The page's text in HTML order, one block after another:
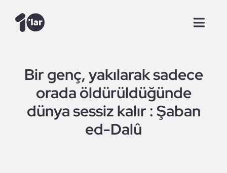
content
Şam Günlükleri
Bir genç, yakılarak sadece
orada öldürüldüğünde
dünya sessiz kalır : Şaban
ed-Dalû